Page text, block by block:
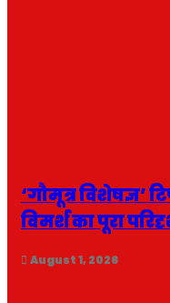
‘गौमूत्र विशेषज्ञ’
विमर्श का पूरा
August 1, 2026